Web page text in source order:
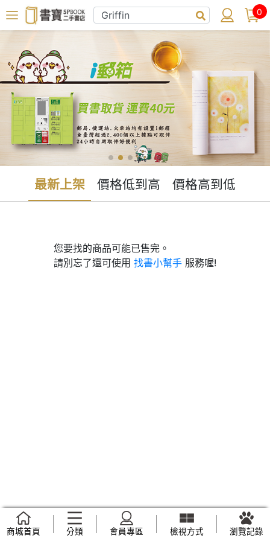
0
最新上架 價格低到高 價格高到低
您要找的商品可能已售完。
請別忘了還可使用 找書小幫手 服務喔!
商城首頁 分類 會員專區 檢視方式 瀏覽記錄